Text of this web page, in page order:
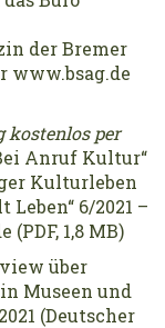
der Bremer
www.bsag.de
per
Anruf Kultur“
Kulturleben
6/2021 –
1,8 MB)
über
Museen und
(Deutscher